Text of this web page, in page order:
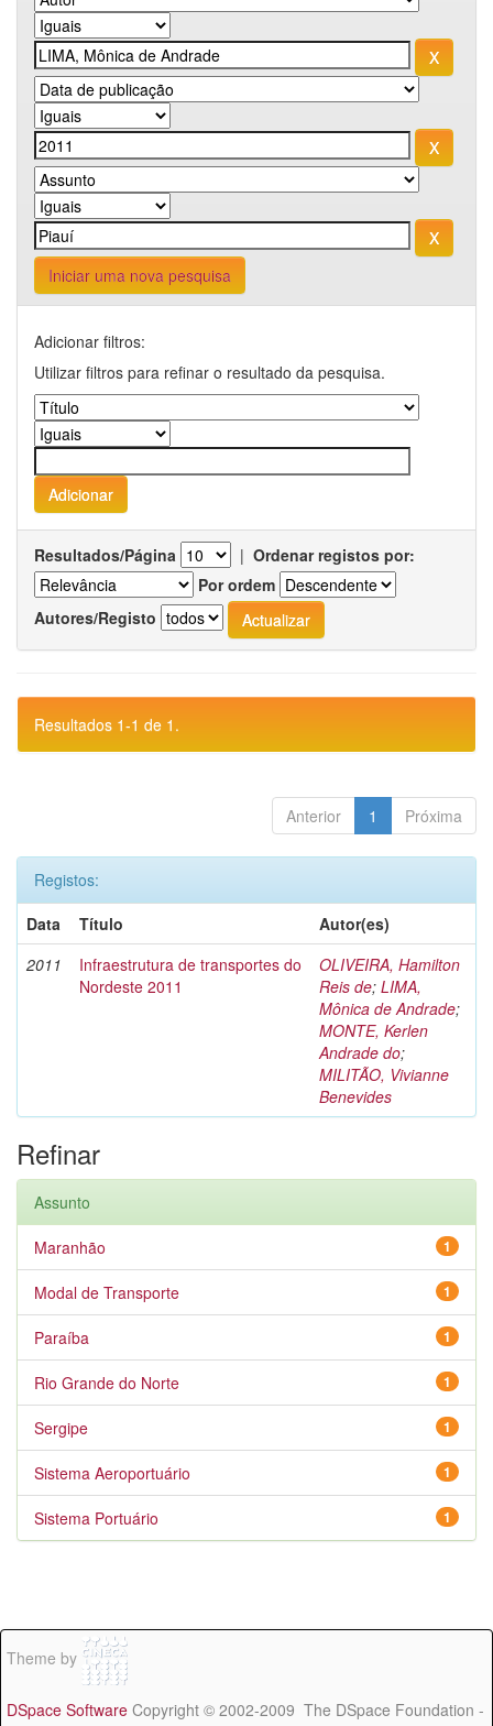
Iniciar uma nova pesquisa
Adicionar filtros:
Utilizar filtros para refinar o resultado da pesquisa.
Resultados/Página | Ordenar registos por:
Por ordem
Autores/Registo
Resultados 1-1 de 1.
Anterior 1 Próxima
Registos:
Data
Título
Autor(es)
2011
Infraestrutura de transportes do
Nordeste 2011
OLIVEIRA, Hamilton
Reis de; LIMA,
Mônica de Andrade;
MONTE, Kerlen
Andrade do;
MILITÃO, Vivianne
Benevides
Refinar
Assunto
1
Maranhão
1
Modal de Transporte
1
Paraíba
1
Rio Grande do Norte
1
Sergipe
1
Sistema Aeroportuário
1
Sistema Portuário
Theme by
DSpace Software Copyright © 2002-2009 The DSpace Foundation -